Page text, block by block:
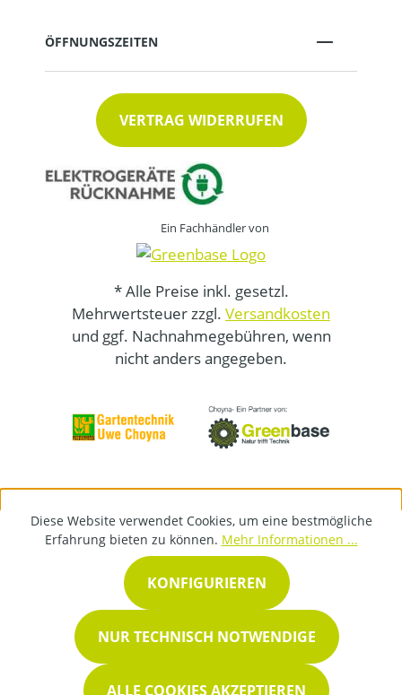
ÖFFNUNGSZEITEN
VERTRAG WIDERRUFEN
Ein Fachhändler von
* Alle Preise inkl. gesetzl.
Mehrwertsteuer zzgl. Versandkosten
und ggf. Nachnahmegebühren, wenn
nicht anders angegeben.
Diese Website verwendet Cookies, um eine bestmögliche
Erfahrung bieten zu können. Mehr Informationen ...
NUR TECHNISCH NOTWENDIGE
KONFIGURIEREN
ALLE COOKIES AKZEPTIEREN